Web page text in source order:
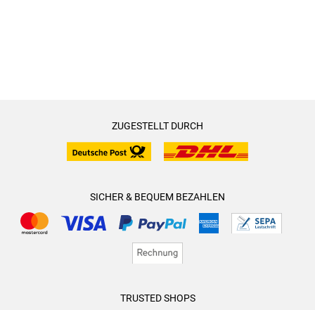
ZUGESTELLT DURCH
SICHER & BEQUEM BEZAHLEN
TRUSTED SHOPS